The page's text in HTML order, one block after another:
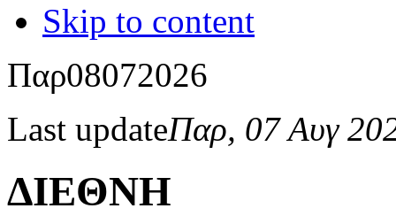
Skip to content
Παρ08072026
Last updateΠαρ, 07 Αυγ
ΔΙΕΘΝΗ